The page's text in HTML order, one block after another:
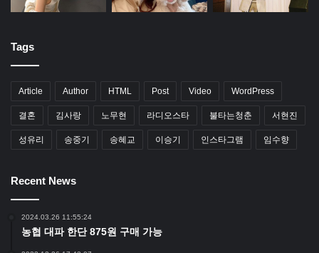
Tags
Article Author HTML Post Video WordPress
결혼 김사랑 노무현 라디오스타 불타는청춘 서현진
성유리 송중기 송혜교 이승기 인스타그램 임수향
Recent News
2024.03.26 11:55:24
농협 대파 한단 875원 구매 가능